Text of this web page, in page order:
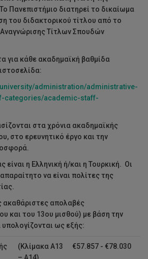
Πανεπιστήμιο διατηρεί το δικαίωμα
του διδακτορικού τίτλου από το
Τίτλων Σπουδών
για κάθε ακαδημαϊκή βαθμίδα
university/administration/administrative-
categories/academic-staff-
στα χρόνια ακαδημαϊκής
στο ερευνητικό έργο και την
η Ελληνική ή/και η Τουρκική. Οι
να είναι πολίτες της
ακαθάριστες απολαβές
και του 13ου μισθού) με βάση την
ως εξής:
(Κλίμακα Α13
€57.857 - €78.030